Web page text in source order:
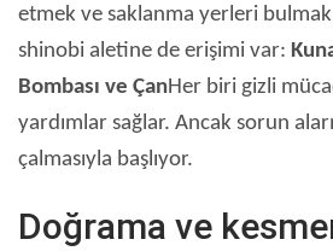
etmek ve saklanma yerleri
shinobi aletine de erişimi var:
Bombası ve ÇanHer biri gizli
yardımlar sağlar. Ancak sorun
çalmasıyla başlıyor.
Doğrama ve